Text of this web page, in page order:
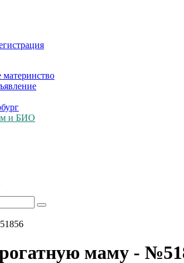
материнство
и БИО
маму -